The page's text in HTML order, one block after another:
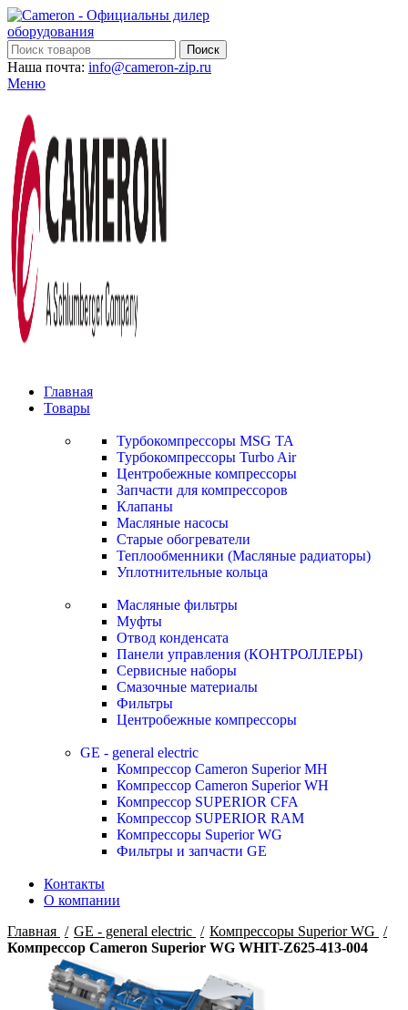
Поиск
Наша почта: info@cameron-zip.ru
Меню
Главная
Товары
Турбокомпрессоры MSG TA
Турбокомпрессоры Turbo Air
Центробежные компрессоры
Запчасти для компрессоров
Клапаны
Масляные насосы
Старые обогреватели
Теплообменники (Масляные радиаторы)
Уплотнительные кольца
Масляные фильтры
Муфты
Отвод конденсата
Панели управления (КОНТРОЛЛЕРЫ)
Сервисные наборы
Смазочные материалы
Фильтры
Центробежные компрессоры
GE - general electric
Компрессор Cameron Superior MH
Компрессор Cameron Superior WH
Компрессор SUPERIOR CFA
Компрессор SUPERIOR RAM
Компрессоры Superior WG
Фильтры и запчасти GE
Контакты
О компании
Главная
GE - general electric
Компрессоры Superior WG
Компрессор Cameron Superior WG WHIT-Z625-413-004